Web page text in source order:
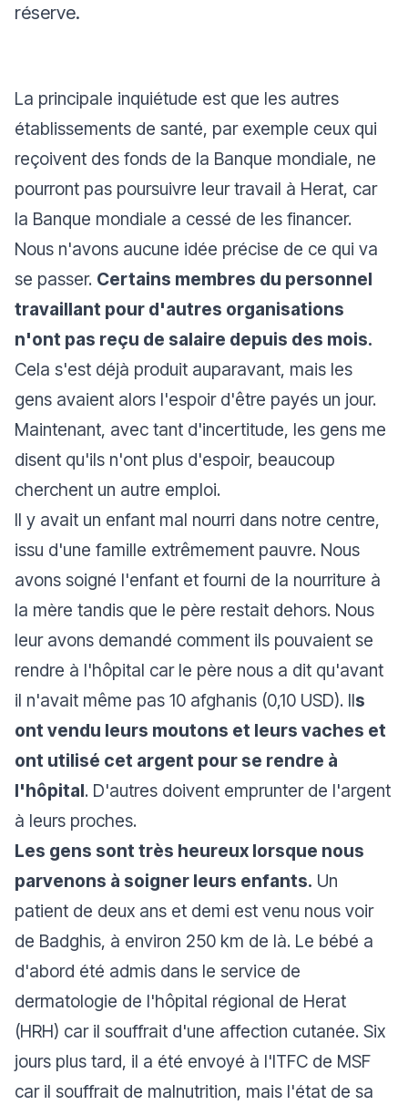
réserve.
La principale inquiétude est que les autres
établissements de santé, par exemple ceux qui
reçoivent des fonds de la Banque mondiale, ne
pourront pas poursuivre leur travail à Herat, car
la Banque mondiale a cessé de les financer.
Nous n'avons aucune idée précise de ce qui va
se passer. Certains membres du personnel
travaillant pour d'autres organisations
n'ont pas reçu de salaire depuis des mois.
Cela s'est déjà produit auparavant, mais les
gens avaient alors l'espoir d'être payés un jour.
Maintenant, avec tant d'incertitude, les gens me
disent qu'ils n'ont plus d'espoir, beaucoup
cherchent un autre emploi.
Il y avait un enfant mal nourri dans notre centre,
issu d'une famille extrêmement pauvre. Nous
avons soigné l'enfant et fourni de la nourriture à
la mère tandis que le père restait dehors. Nous
leur avons demandé comment ils pouvaient se
rendre à l'hôpital car le père nous a dit qu'avant
il n'avait même pas 10 afghanis (0,10 USD). Ils
ont vendu leurs moutons et leurs vaches et
ont utilisé cet argent pour se rendre à
l'hôpital. D'autres doivent emprunter de l'argent
à leurs proches.
Les gens sont très heureux lorsque nous
parvenons à soigner leurs enfants. Un
patient de deux ans et demi est venu nous voir
de Badghis, à environ 250 km de là. Le bébé a
d'abord été admis dans le service de
dermatologie de l'hôpital régional de Herat
(HRH) car il souffrait d'une affection cutanée. Six
jours plus tard, il a été envoyé à l'ITFC de MSF
car il souffrait de malnutrition, mais l'état de sa